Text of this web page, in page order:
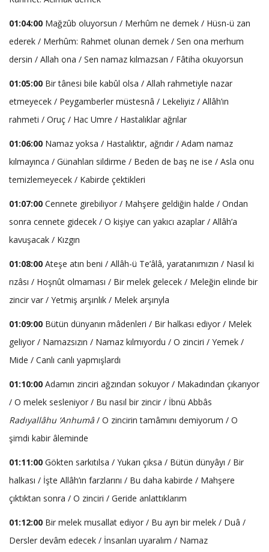
01:04:00 Mağzûb oluyorsun / Merhûm ne demek / Hüsn-ü zan
ederek / Merhûm: Rahmet olunan demek / Sen ona merhum
dersin / Allah ona / Sen namaz kılmazsan / Fâtiha okuyorsun
01:05:00 Bir tânesi bile kabûl olsa / Allah rahmetiyle nazar
etmeyecek / Peygamberler müstesnâ / Lekeliyiz / Allâh’ın
rahmeti / Oruç / Hac Umre / Hastalıklar ağrılar
01:06:00 Namaz yoksa / Hastalıktır, ağrıdır / Adam namaz
kılmayınca / Günahları sildirme / Beden de baş ne ise / Asla onu
temizlemeyecek / Kabirde çektikleri
01:07:00 Cennete girebiliyor / Mahşere geldiğin halde / Ondan
sonra cennete gidecek / O kişiye can yakıcı azaplar / Allâh’a
kavuşacak / Kızgın
01:08:00 Ateşe atın beni / Allâh-ü Te’âlâ, yaratanımızın / Nasıl ki
rızâsı / Hoşnût olmaması / Bir melek gelecek / Meleğin elinde bir
zincir var / Yetmiş arşınlık / Melek arşınyla
01:09:00 Bütün dünyanın mâdenleri / Bir halkası ediyor / Melek
geliyor / Namazsızın / Namaz kılmıyordu / O zinciri / Yemek /
Mide / Canlı canlı yapmışlardı
01:10:00 Adamın zinciri ağzından sokuyor / Makadından çıkarıyor
/ O melek sesleniyor / Bu nasıl bir zincir / İbnü Abbâs
Radıyallâhu ‘Anhumâ/ O zincirin tamâmını demiyorum / O
şimdi kabir âleminde
01:11:00 Gökten sarkıtılsa / Yukarı çıksa / Bütün dünyâyı / Bir
halkası / İşte Allâh’ın farzlarını / Bu daha kabirde / Mahşere
çıktıktan sonra / O zinciri / Geride anlattıklarım
01:12:00 Bir melek musallat ediyor / Bu ayrı bir melek / Duâ /
Dersler devâm edecek / İnsanları uyaralım / Namaz